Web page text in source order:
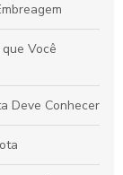
Você
Deve Conhecer